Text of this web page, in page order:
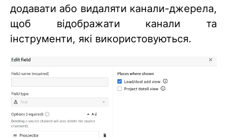
додавати або видаляти канали-джерела,
щоб відображати канали та
інструменти, які використовуються.